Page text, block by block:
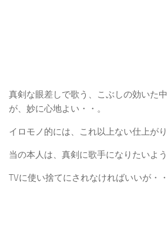
真剣な眼差しで歌う、こぶしの効いた
が、妙に心地よい・・。
イロモノ的には、これ以上ない仕上が
当の本人は、真剣に歌手になりたいよ
TVに使い捨てにされなければいいが・